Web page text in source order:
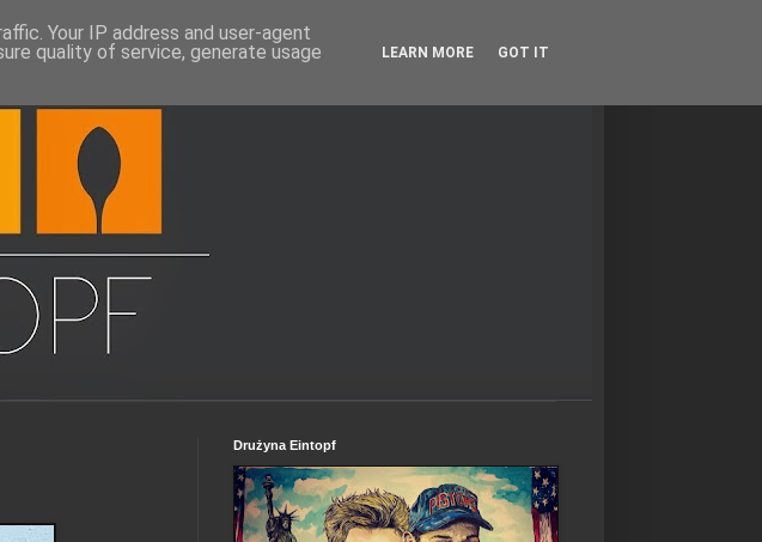
Drużyna Eintopf
Your IP address and user-agent
quality of service, generate usage
LEARN MORE GOT IT